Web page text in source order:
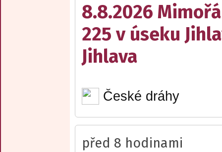
8.8.2026
225 v úseku
Jihlava
České dráhy
před 8 hodinami